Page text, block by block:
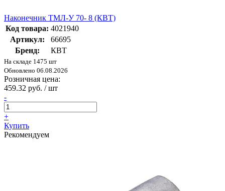
Наконечник ТМЛ-У 70- 8 (КВТ)
Код товара: 4021940
Артикул:
66695
Бренд:
КВТ
На складе 1475 шт
Обновлено 06.08.2026
Розничная цена:
459.32 руб. / шт
-
+
Купить
Рекомендуем